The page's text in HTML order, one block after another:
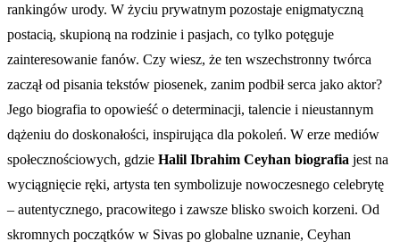
rankingów urody. W życiu prywatnym pozostaje enigmatyczną
postacią, skupioną na rodzinie i pasjach, co tylko potęguje
zainteresowanie fanów. Czy wiesz, że ten wszechstronny twórca
zaczął od pisania tekstów piosenek, zanim podbił serca jako aktor?
Jego biografia to opowieść o determinacji, talencie i nieustannym
dążeniu do doskonałości, inspirująca dla pokoleń. W erze mediów
społecznościowych, gdzie Halil Ibrahim Ceyhan biografia jest na
wyciągnięcie ręki, artysta ten symbolizuje nowoczesnego celebrytę
– autentycznego, pracowitego i zawsze blisko swoich korzeni. Od
skromnych początków w Sivas po globalne uznanie, Ceyhan